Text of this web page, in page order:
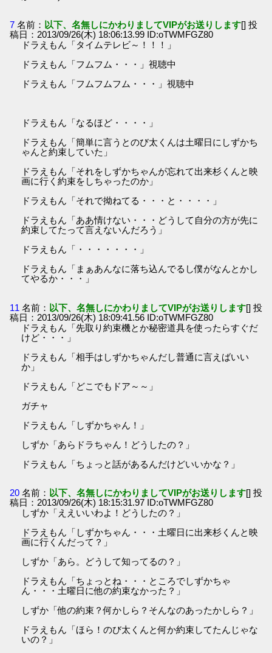
7 名前： 以下、名無しにかわりましてVIPがお送りします[] 投
稿日：2013/09/26(木) 18:06:13.99 ID:oTWMFGZ80
ドラえもん「タイムテレビ～！！！」
ドラえもん「フムフム・・・」視聴中
ドラえもん「フムフムフム・・・」視聴中
ドラえもん「なるほど・・・・」
ドラえもん「簡単に言うとのび太くんは土曜日にしずかち
ゃんと約束していた」
ドラえもん「それをしずかちゃんが忘れて出来杉くんと映
画に行く約束をしちゃったのか」
ドラえもん「それで拗ねてる・・・と・・・・」
ドラえもん「ああ情けない・・・どうして自分の方が先に
約束してたって言えないんだろう」
ドラえもん「・・・・・・・」
ドラえもん「まぁあんなに落ち込んでるし僕がなんとかし
てやるか・・・」
11 名前： 以下、名無しにかわりましてVIPがお送りします[] 投
稿日：2013/09/26(木) 18:09:41.56 ID:oTWMFGZ80
ドラえもん「先取り約束機とか秘密道具を使ったらすぐだ
けど・・・」
ドラえもん「相手はしずかちゃんだし普通に言えばいい
か」
ドラえもん「どこでもドア～～」
ガチャ
ドラえもん「しずかちゃん！」
しずか「あらドラちゃん！どうしたの？」
ドラえもん「ちょっと話があるんだけどいいかな？」
20 名前： 以下、名無しにかわりましてVIPがお送りします[] 投
稿日：2013/09/26(木) 18:15:31.97 ID:oTWMFGZ80
しずか「ええいいわよ！どうしたの？」
ドラえもん「しずかちゃん・・・土曜日に出来杉くんと映
画に行くんだって？」
しずか「あら。どうして知ってるの？」
ドラえもん「ちょっとね・・・ところでしずかちゃ
ん・・・土曜日に他の約束なかった？」
しずか「他の約束？何かしら？そんなのあったかしら？」
ドラえもん「ほら！のび太くんと何か約束してたんじゃな
いの？」